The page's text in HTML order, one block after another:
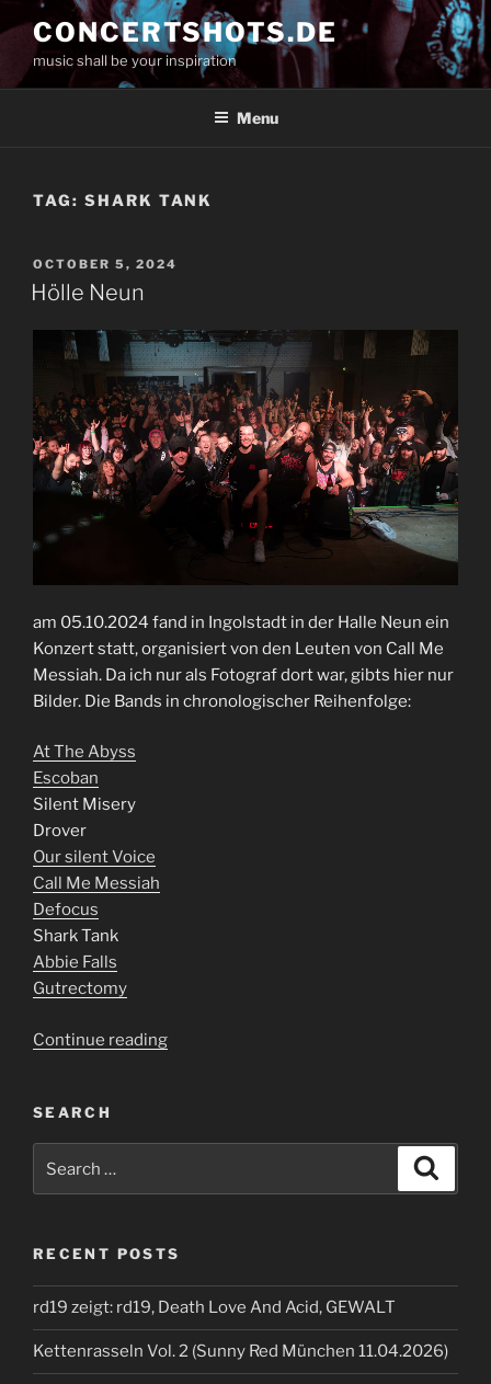
to
content
CONCERTSHOTS.DE
music shall be your inspiration
Menu
TAG: SHARK TANK
POSTED
ON
OCTOBER 5, 2024
Hölle Neun
am 05.10.2024 fand in Ingolstadt in der Halle Neun ein
Konzert statt, organisiert von den Leuten von Call Me
Messiah. Da ich nur als Fotograf dort war, gibts hier nur
Bilder. Die Bands in chronologischer Reihenfolge:
At The Abyss
Escoban
Silent Misery
Drover
Our silent Voice
Call Me Messiah
Defocus
Shark Tank
Abbie Falls
Gutrectomy
Continue reading“Hölle
SEARCH
for:
RECENT POSTS
rd19 zeigt: rd19, Death Love And Acid, GEWALT
Kettenrasseln Vol. 2 (Sunny Red München 11.04.2026)